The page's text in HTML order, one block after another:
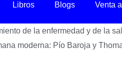
Libros Blogs Venta